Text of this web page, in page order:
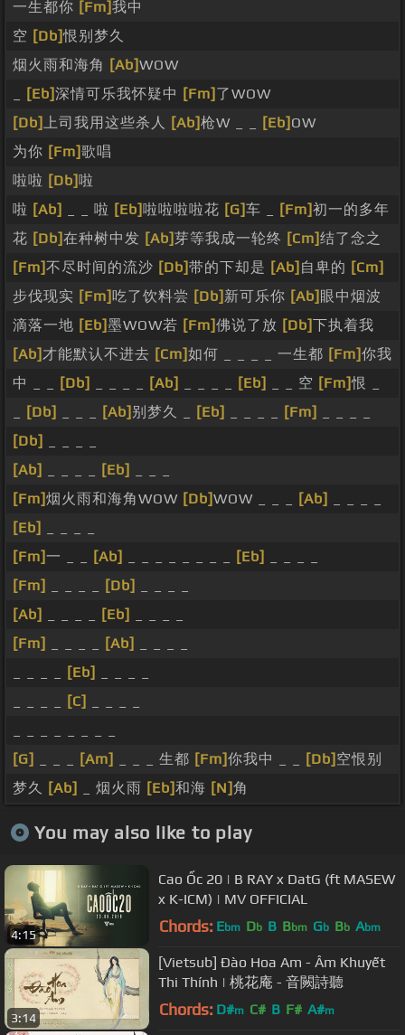
一生都你 [Fm]我中
空 [Db]恨别梦久
烟火雨和海角 [Ab]WOW
[Eb]深情可乐我怀疑中 [Fm] 了WOW
[Db]上司我用这些杀人 [Ab]枪W _ _ [Eb] OW
为你 [Fm]歌唱
啦啦 [Db]啦
啦 [Ab] _ _ 啦 [Eb]啦啦啦啦花 [G]车 _ [Fm]初一的多年
花 [Db]在种树中发 [Ab]芽等我成一轮终 [Cm]结了念之
[Fm]不尽时间的流沙 [Db]带的下却是 [Ab] 自卑的 [Cm]
步伐现实 [Fm]吃了饮料尝 [Db] 新可乐你 [Ab] 眼中烟波
滴落一地 [Eb]墨WOW若 [Fm]佛说了放 [Db]下执着我
[Ab]才能默认不进去 [Cm]如何 _ _ _ _ 一生都 [Fm]你我
中 _ _
[Db] [Ab] [Eb] _ _ 空 [Fm]恨 _
[Db] [Ab] 别梦久 _ [Eb] [Fm]
[Db]
[Ab]
[Eb]
[Fm]烟火雨和海角WOW [Db]WOW _ _ _ [Ab]
[Eb]
[Fm]一 _ _ [Ab] [Eb]
[Fm]
[Db]
[Ab]
[Eb]
[Fm]
[Ab]
[Eb]
[C]
[G]
[Am] _ _ _ 生都 [Fm]你我中 _ _ [Db] 空恨别
梦久 [Ab] _ 烟火雨 [Eb]和海 [N]角
You may also like to play
4:15
Cao Ốc 20 | B RAY x DatG (ft MASEW
x K-ICM) | MV OFFICIAL
Chords: Ebm Db B Bbm Gb Bb Abm
3:14
[Vietsub] Đào Hoa Am - Âm Khuyết
Thi Thính | 桃花庵 - 音闕詩聽
Chords: D#m C# B F# A#m